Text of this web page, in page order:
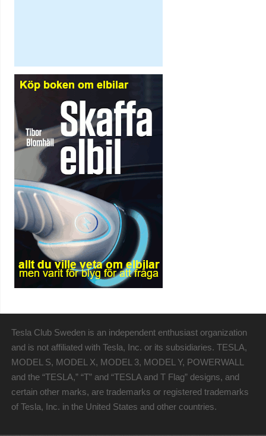
Tesla Club Sweden is an independent enthusiast organization
and is not affiliated with Tesla, Inc. or its subsidiaries. TESLA,
MODEL S, MODEL X, MODEL 3, MODEL Y, POWERWALL
and the “TESLA,” “T” and “TESLA and T Flag” designs, and
certain other marks, are trademarks or registered trademarks
of Tesla, Inc. in the United States and other countries.